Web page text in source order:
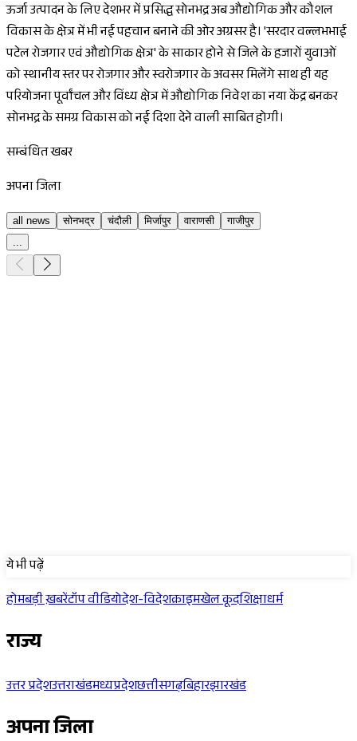
ऊर्जा उत्पादन के लिए देशभर में प्रसिद्ध सोनभद्र अब औद्योगिक और कौशल
विकास के क्षेत्र में भी नई पहचान बनाने की ओर अग्रसर है। 'सरदार वल्लभभाई
पटेल रोजगार एवं औद्योगिक क्षेत्र' के साकार होने से जिले के हजारों युवाओं
को स्थानीय स्तर पर रोजगार और स्वरोजगार के अवसर मिलेंगे साथ ही यह
परियोजना पूर्वांचल और विंध्य क्षेत्र में औद्योगिक निवेश का नया केंद्र बनकर
सोनभद्र के समग्र विकास को नई दिशा देने वाली साबित होगी।
सम्बंधित खबर
अपना जिला
all news सोनभद्र चंदौली मिर्जापुर वाराणसी
गाजीपुर
...
ये भी पढ़ें
होमबड़ी ख़बरेंटॉप वीडियोदेश-विदेशक्राइमखेल कूदशिक्षाधर्म
राज्य
उत्तर प्रदेशउत्तराखंडमध्यप्रदेशछत्तीसगढ़बिहारझारखंड
अपना जिला